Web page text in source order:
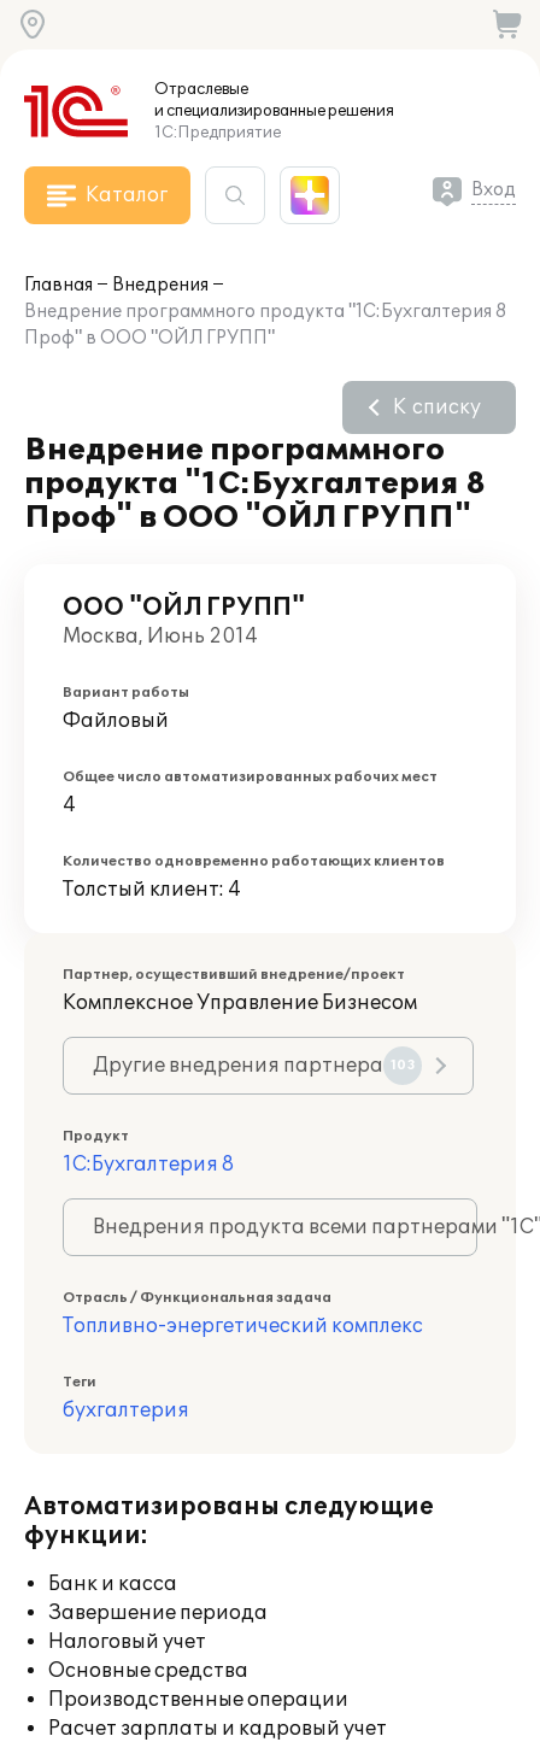
Отраслевые
и специализированныерешения
1С:Предприятие
Каталог Вход
Главная
Внедрения
Внедрение программного продукта "1С:Бухгалтерия 8
Проф" в ООО "ОЙЛ ГРУПП"
Внедрение программного
продукта "1С:Бухгалтерия 8
Проф" в ООО "ОЙЛ ГРУПП"
К списку
ООО "ОЙЛ ГРУПП"
Москва, Июнь 2014
Вариант работы
Файловый
Общее число автоматизированных рабочих мест
4
Количество одновременно работающих клиентов
Толстый клиент: 4
Партнер, осуществивший внедрение/проект
Комплексное Управление Бизнесом
Другие внедрения партнера 103
Продукт
1С:Бухгалтерия 8
Внедрения продукта всеми партнерами
Отрасль / Функциональная задача
Топливно-энергетический комплекс
Теги
бухгалтерия
Автоматизированы следующие
функции:
Банк и касса
Завершение периода
Налоговый учет
Основные средства
Производственные операции
Расчет зарплаты и кадровый учет